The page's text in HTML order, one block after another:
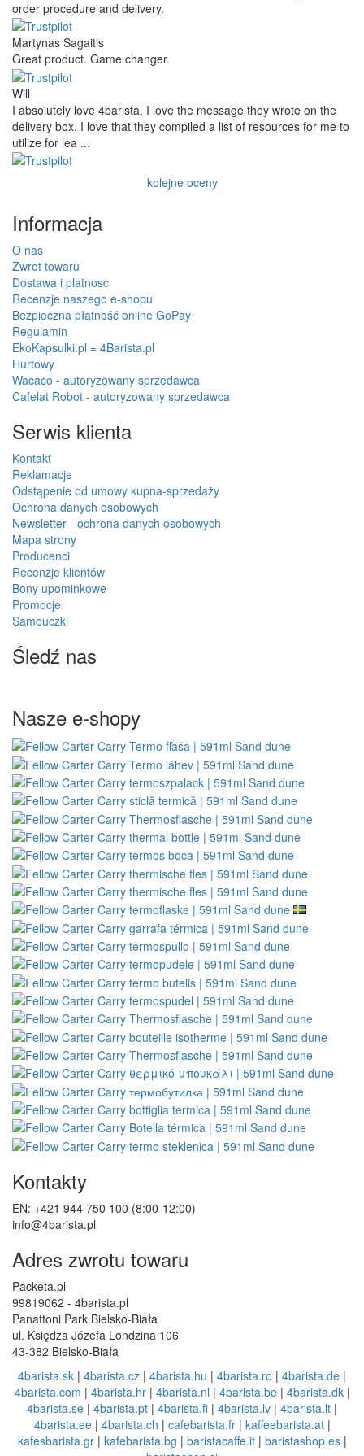
order procedure and delivery.
Martynas Sagaitis
Great product. Game changer.
Will
I absolutely love 4barista. I love the message they wrote on the
delivery box. I love that they compiled a list of resources for me to
utilize for lea ...
kolejne oceny
Informacja
O nas
Zwrot towaru
Dostawa i platnosc
Recenzje naszego e-shopu
Bezpieczna płatność online GoPay
Regulamin
EkoKapsulki.pl = 4Barista.pl
Hurtowy
Wacaco - autoryzowany sprzedawca
Cafelat Robot - autoryzowany sprzedawca
Serwis klienta
Kontakt
Reklamacje
Odstąpenie od umowy kupna-sprzedaży
Ochrona danych osobowych
Newsletter - ochrona danych osobowych
Mapa strony
Producenci
Recenzje klientów
Bony upominkowe
Promocje
Samouczki
Śledź nas
Nasze e-shopy
Kontakty
EN: +421 944 750 100 (8:00-12:00)
info@4barista.pl
Adres zwrotu towaru
Packeta.pl
99819062 - 4barista.pl
Panattoni Park Bielsko-Biała
ul. Księdza Józefa Londzina 106
43-382 Bielsko-Biała
4barista.sk | 4barista.cz | 4barista.hu | 4barista.ro | 4barista.de |
4barista.com | 4barista.hr| 4barista.nl | 4barista.be| 4barista.dk|
4barista.se | 4barista.pt | 4barista.fi | 4barista.lv | 4barista.lt |
4barista.ee| 4barista.ch | cafebarista.fr| kaffeebarista.at|
kafesbarista.gr| kafebarista.bg | baristacaffe.it| baristashop.es|